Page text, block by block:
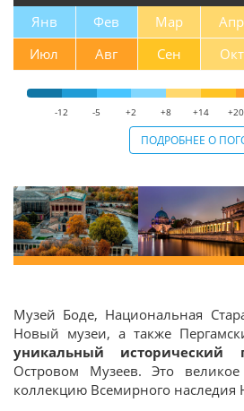
Янв Фев Мар Апр
Июл
Авг Сен Окт
-12 -5 +2 +8 +14 +20
ПОДРОБНЕЕ О
Музей Боде, Национальная
Новый музеи, а также
уникальный исторический
Островом Музеев. Это
коллекцию Всемирного